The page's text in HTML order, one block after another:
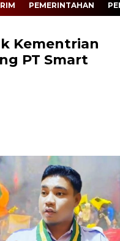
PEMERINTAHAN
Kementrian
PT Smart